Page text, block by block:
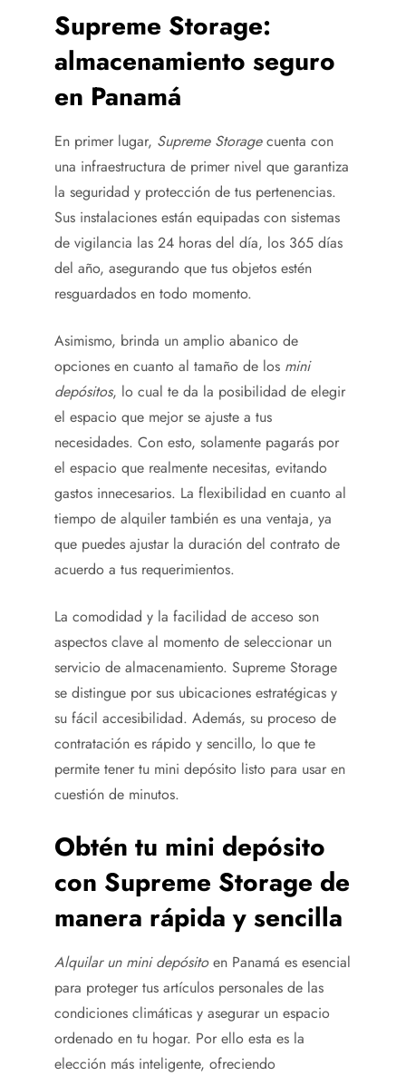
Supreme Storage:
almacenamiento seguro
en Panamá
En primer lugar, Supreme Storagecuenta con
una infraestructura de primer nivel que garantiza
la seguridad y protección de tus pertenencias.
Sus instalaciones están equipadas con sistemas
de vigilancia las 24 horas del día, los 365 días
del año, asegurando que tus objetos estén
resguardados en todo momento.
Asimismo, brinda un amplio abanico de
opciones en cuanto al tamaño de los mini
depósitos, lo cual te da la posibilidad de elegir
el espacio que mejor se ajuste a tus
necesidades. Con esto, solamente pagarás por
el espacio que realmente necesitas, evitando
gastos innecesarios. La flexibilidad en cuanto al
tiempo de alquiler también es una ventaja, ya
que puedes ajustar la duración del contrato de
acuerdo a tus requerimientos.
La comodidad y la facilidad de acceso son
aspectos clave al momento de seleccionar un
servicio de almacenamiento. Supreme Storage
se distingue por sus ubicaciones estratégicas y
su fácil accesibilidad. Además, su proceso de
contratación es rápido y sencillo, lo que te
permite tener tu mini depósito listo para usar en
cuestión de minutos.
Obtén tu mini depósito
con Supreme Storage de
manera rápida y sencilla
Alquilar un mini depósitoen Panamá es esencial
para proteger tus artículos personales de las
condiciones climáticas y asegurar un espacio
ordenado en tu hogar. Por ello esta es la
elección más inteligente, ofreciendo